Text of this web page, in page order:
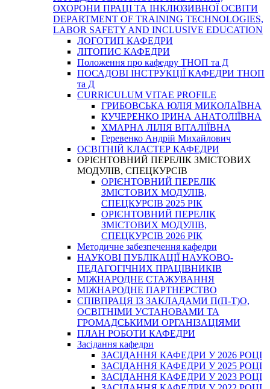
ОХОРОНИ ПРАЦІ ТА ІНКЛЮЗИВНОЇ ОСВІТИ
DEPARTMENT OF TRAINING TECHNOLOGIES,
LABOR SAFETY AND INCLUSIVE EDUCATION
ЛОГОТИП КАФЕДРИ
ЛІТОПИС КАФЕДРИ
Положення про кафедру ТНОП та Д
ПОСАДОВІ ІНСТРУКЦІЇ КАФЕДРИ ТНОП
та Д
CURRICULUM VITAE PROFILE
ГРИБОВСЬКА ЮЛІЯ МИКОЛАЇВНА
КУЧЕРЕНКО ІРИНА АНАТОЛІЇВНА
ХМАРНА ЛІЛІЯ ВІТАЛІЇВНА
Геревенко Андрій Михайлович
ОСВІТНІЙ КЛАСТЕР КАФЕДРИ
ОРІЄНТОВНИЙ ПЕРЕЛІК ЗМІСТОВИХ
МОДУЛІВ, СПЕЦКУРСІВ
ОРІЄНТОВНИЙ ПЕРЕЛІК
ЗМІСТОВИХ МОДУЛІВ,
СПЕЦКУРСІВ 2025 РІК
ОРІЄНТОВНИЙ ПЕРЕЛІК
ЗМІСТОВИХ МОДУЛІВ,
СПЕЦКУРСІВ 2026 РІК
Методичне забезпечення кафедри
НАУКОВІ ПУБЛІКАЦІЇ НАУКОВО-
ПЕДАГОГІЧНИХ ПРАЦІВНИКІВ
МІЖНАРОДНЕ СТАЖУВАННЯ
МІЖНАРОДНЕ ПАРТНЕРСТВО
СПІВПРАЦЯ ІЗ ЗАКЛАДАМИ П(П-Т)О,
ОСВІТНІМИ УСТАНОВАМИ ТА
ГРОМАДСЬКИМИ ОРГАНІЗАЦІЯМИ
ПЛАН РОБОТИ КАФЕДРИ
Засідання кафедри
ЗАСІДАННЯ КАФЕДРИ У 2026 РОЦІ
ЗАСІДАННЯ КАФЕДРИ У 2025 РОЦІ
ЗАСІДАННЯ КАФЕДРИ У 2023 РОЦІ